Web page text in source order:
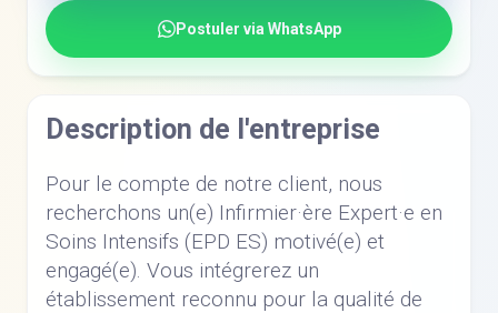
Postuler via WhatsApp
Description de l'entreprise
Pour le compte de notre client, nous
recherchons un(e) Infirmier·ère Expert·e en
Soins Intensifs (EPD ES) motivé(e) et
engagé(e). Vous intégrerez un
établissement reconnu pour la qualité de